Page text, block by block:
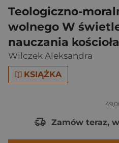
Teologiczno-
wolnego W
nauczania kościoła
Wilczek Aleksandra
KSIĄŻKA
Zamów teraz,